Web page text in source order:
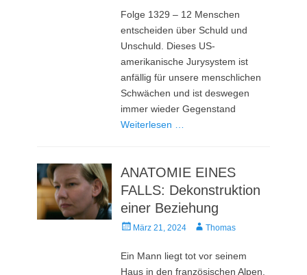
Folge 1329 – 12 Menschen
entscheiden über Schuld und
Unschuld. Dieses US-
amerikanische Jurysystem ist
anfällig für unsere menschlichen
Schwächen und ist deswegen
immer wieder Gegenstand
Weiterlesen …
ANATOMIE EINES
FALLS: Dekonstruktion
einer Beziehung
Veröffentlicht
März 21, 2024 AutorThomas
Ein Mann liegt tot vor seinem
Haus in den französischen Alpen.